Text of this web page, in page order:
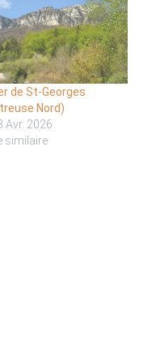
de St-Georges
Nord)
Avr. 2026
similaire